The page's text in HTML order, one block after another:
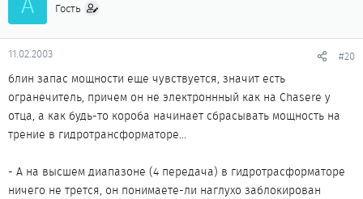
Гость
11.02.2003 #20
блин запас мощности еще чувствуется, значит есть
огранечитель, причем он не электроннный как на Chasere у
отца, а как будь-то короба начинает сбрасывать мощность на
трение в гидротрансформаторе...
- А на высшем диапазоне (4 передача) в гидротрасформаторе
ничего не трется, он понимаете-ли наглухо заблокирован